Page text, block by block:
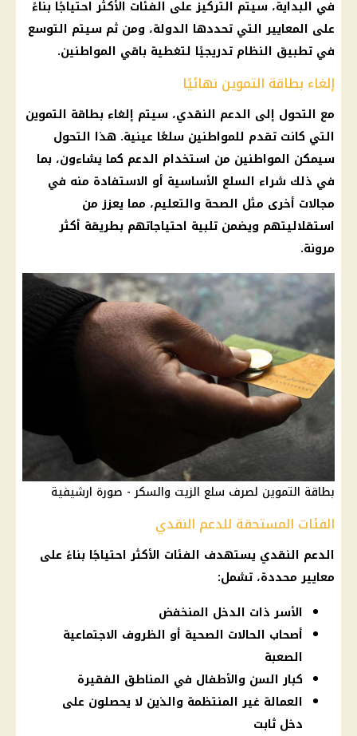
في البداية، سيتم التركيز على الفئات الأكثر احتياجًا بناءً
على المعايير التي تحددها الدولة، ومن ثم سيتم التوسع
في تطبيق النظام تدريجيًا لتغطية باقي المواطنين.
إلغاء بطاقة التموين نهائيًا
مع التحول إلى الدعم النقدي، سيتم إلغاء بطاقة التموين
التي كانت تقدم للمواطنين سلعًا عينية. هذا التحول
سيمكن المواطنين من استخدام الدعم كما يشاءون، بما
في ذلك شراء السلع الأساسية أو الاستفادة منه في
مجالات أخرى مثل الصحة والتعليم، مما يعزز من
استقلاليتهم ويضمن تلبية احتياجاتهم بطريقة أكثر
مرونة.
بطاقة التموين لصرف سلع الزيت والسكر - صورة ارشيفية
الفئات المستحقة للدعم النقدي
الدعم النقدي يستهدف الفئات الأكثر احتياجًا بناءً على
معايير محددة، تشمل:
الأسر ذات الدخل المنخفض
أصحاب الحالات الصحية أو الظروف الاجتماعية
الصعبة
كبار السن والأطفال في المناطق الفقيرة
العمالة غير المنتظمة والذين لا يحصلون على
دخل ثابت